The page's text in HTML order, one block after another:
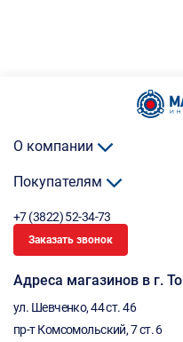
О компании
Покупателям
+7 (3822) 52-34-73
Заказать звонок
Адреса магазинов в г.
ул. Шевченко, 44 ст. 46
пр-т Комсомольский, 7 ст. 6